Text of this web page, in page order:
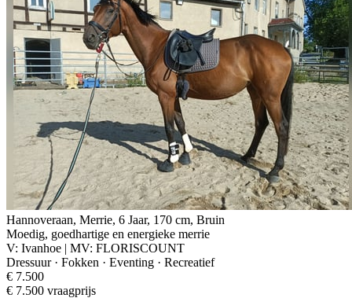
Hannoveraan, Merrie, 6 Jaar, 170 cm, Bruin
Moedig, goedhartige en energieke merrie
V: Ivanhoe | MV: FLORISCOUNT
Dressuur · Fokken · Eventing · Recreatief
€ 7.500
€ 7.500 vraagprijs